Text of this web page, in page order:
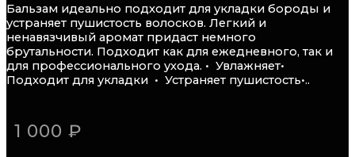
Бальзам идеально подходит для укладки бороды и
устраняет пушистость волосков. Легкий и
ненавязчивый аромат придаст немного
брутальности. Подходит как для ежедневного, так и
для профессионального ухода. •⁠ ⁠Увлажняет•⁠
⁠Подходит для укладки •⁠ ⁠⁠Устраняет пушистость•..
1 000 ₽